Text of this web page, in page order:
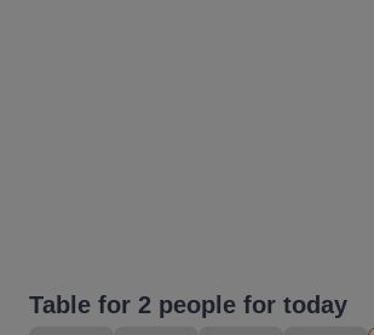
Table for 2 people for today